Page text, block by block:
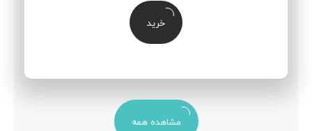
خرید
مشاهده همه